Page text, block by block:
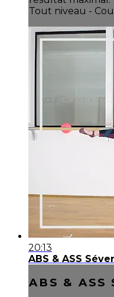
Tout niveau -
20:13
ABS & ASS
ABS & ASS